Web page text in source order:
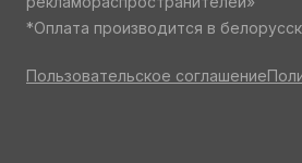
*Оплата производится в
Пользовательское соглашение